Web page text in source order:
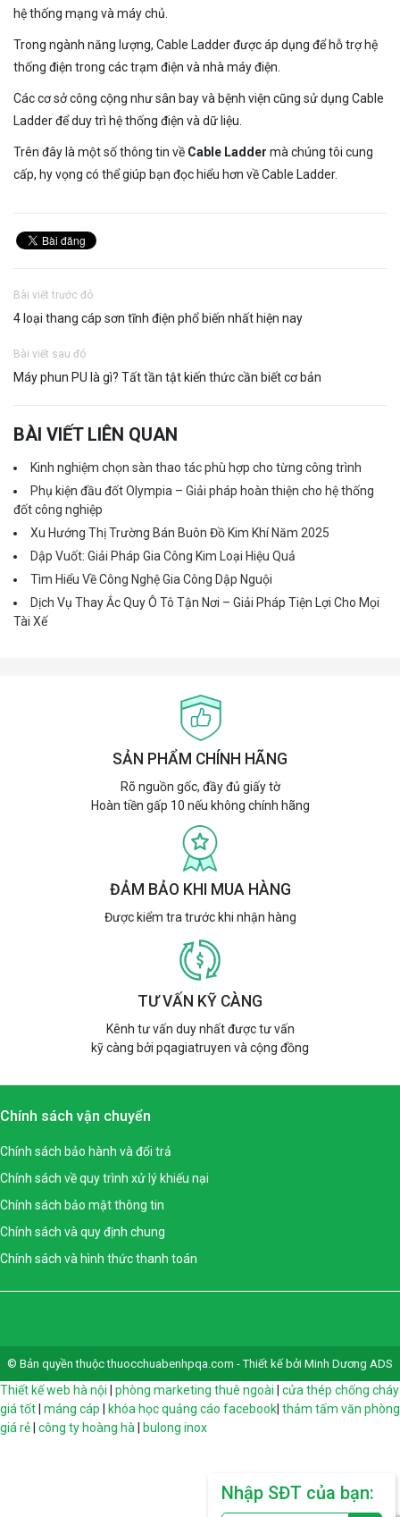
hệ thống mạng và máy chủ.
Trong ngành năng lượng, Cable Ladder được áp dụng để hỗ trợ hệ
thống điện trong các trạm điện và nhà máy điện.
Các cơ sở công cộng như sân bay và bệnh viện cũng sử dụng Cable
Ladder để duy trì hệ thống điện và dữ liệu.
Trên đây là một số thông tin về Cable Ladder mà chúng tôi cung
cấp, hy vọng có thể giúp bạn đọc hiểu hơn về Cable Ladder.
Bài viết trước đó
4 loại thang cáp sơn tĩnh điện phổ biến nhất hiện nay
Bài viết sau đó
Máy phun PU là gì? Tất tần tật kiến thức cần biết cơ bản
BÀI VIẾT LIÊN QUAN
Kinh nghiệm chọn sàn thao tác phù hợp cho từng công trình
Phụ kiện đầu đốt Olympia – Giải pháp hoàn thiện cho hệ thống
đốt công nghiệp
Xu Hướng Thị Trường Bán Buôn Đồ Kim Khí Năm 2025
Dập Vuốt: Giải Pháp Gia Công Kim Loại Hiệu Quả
Tìm Hiểu Về Công Nghệ Gia Công Dập Nguội
Dịch Vụ Thay Ắc Quy Ô Tô Tận Nơi – Giải Pháp Tiện Lợi Cho Mọi
Tài Xế
SẢN PHẨM CHÍNH HÃNG
Rõ nguồn gốc, đầy đủ giấy tờ
Hoàn tiền gấp 10 nếu không chính hãng
ĐẢM BẢO KHI MUA HÀNG
Được kiểm tra trước khi nhận hàng
TƯ VẤN KỸ CÀNG
Kênh tư vấn duy nhất được tư vấn
kỹ càng bởi pqagiatruyen và cộng đồng
Chính sách vận chuyển
Chính sách bảo hành và đổi trả
Chính sách về quy trình xử lý khiếu nại
Chính sách bảo mật thông tin
Chính sách và quy định chung
Chính sách và hình thức thanh toán
© Bản quyền thuộc thuocchuabenhpqa.com - Thiết kế bởi Minh Dương ADS
Nhập SĐT của bạn:
Thiết kế web hà nội phòng marketing thuê ngoài
cửa thép chống cháy
giá tốt máng cáp khóa học quảng cáo facebook thảm tấm văn phòng
giá rẻ công ty hoàng hà bulong inox